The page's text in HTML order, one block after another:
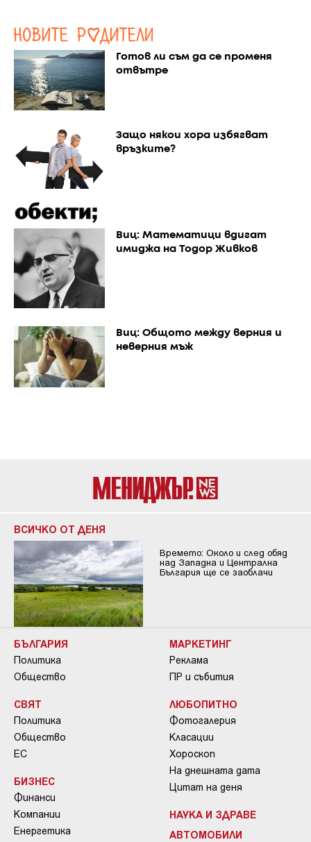
Готов ли съм да се променя
отвътре
Защо някои хора избягват
връзките?
Виц: Математици вдигат
имиджа на Тодор Живков
Виц: Общото между верния и
неверния мъж
ВСИЧКО ОТ ДЕНЯ
Времето: Около и след обяд
над Западна и Централна
България ще се заоблачи
БЪЛГАРИЯ
Политика
Общество
СВЯТ
Политика
Общество
ЕС
БИЗНЕС
Финанси
Компании
Енергетика
МАРКЕТИНГ
Реклама
ПР и събития
ЛЮБОПИТНО
Фотогалерия
Класации
Хороскоп
На днешната дата
Цитат на деня
НАУКА И ЗДРАВЕ
АВТОМОБИЛИ